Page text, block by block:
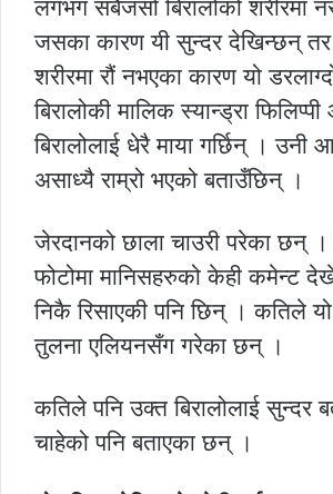
लगभग सबैजसो बिरालोको शरीरमा
जसका कारण यी सुन्दर देखिन्छन् तर
शरीरमा रौं नभएका कारण यो
बिरालोकी मालिक स्यान्ड्रा
बिरालोलाई धेरै माया गर्छिन् । उनी
असाध्यै राम्रो भएको बताउँछिन् ।
जेरदानको छाला चाउरी परेका छन् ।
फोटोमा मानिसहरुको केही कमेन्ट
निकै रिसाएकी पनि छिन् । कतिले यो
तुलना एलियनसँग गरेका छन् ।
कतिले पनि उक्त बिरालोलाई सुन्दर
चाहेको पनि बताएका छन् ।